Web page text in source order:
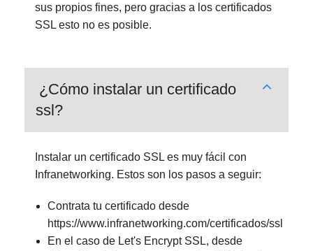
sus propios fines, pero gracias a los certificados
SSL esto no es posible.
¿Cómo instalar un certificado
ssl?
Instalar un certificado SSL es muy fácil con
Infranetworking. Estos son los pasos a seguir:
Contrata tu certificado desde
https://www.infranetworking.com/certificados/ssl
En el caso de Let's Encrypt SSL, desde